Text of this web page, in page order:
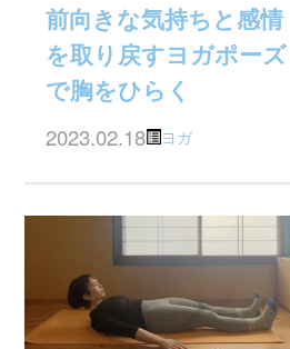
前向きな気持ちと感情
を取り戻すヨガポーズ
で胸をひらく
2023.02.18 ヨガ